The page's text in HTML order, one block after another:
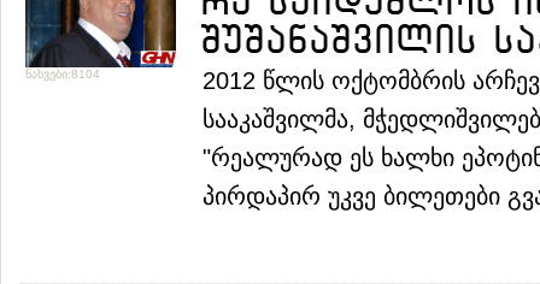
ნახვები:8104
შუშანაშვილის
2012 წლის ოქტომბრის
სააკაშვილმა,
"რეალურად ეს ხალხი
პირდაპირ უკვე ბილეთები